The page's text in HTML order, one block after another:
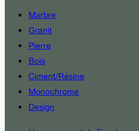
Marbre
Granit
Pierre
Bois
Ciment/Résine
Monochrome
Design